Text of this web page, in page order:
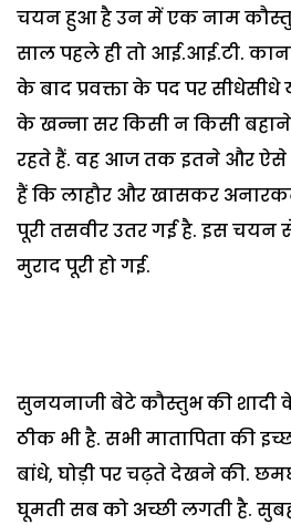
चयन हुआ है उन में एक नाम
साल पहले ही तो आई.आई.टी.
के बाद प्रवक्ता के पद पर
के खन्ना सर किसी न किसी बहाने
रहते हैं. वह आज तक इतने और ऐसे
हैं कि लाहौर और खासकर
पूरी तसवीर उतर गई है. इस
मुराद पूरी हो गई.
सुनयनाजी बेटे कौस्तुभ की
ठीक भी है. सभी मातापिता की
बांधे, घोड़ी पर चढ़ते देखने की.
घूमती सब को अच्छी लगती है.